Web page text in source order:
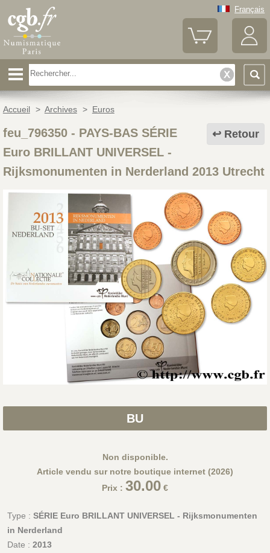
Français
Accueil > Archives > Euros
Retour
feu_796350- PAYS-BAS SÉRIE
Euro BRILLANT UNIVERSEL -
Rijksmonumenten in Nerderland 2013 Utrecht
BU
Non disponible.
Article vendu sur notre boutique internet (2026)
Prix : 30.00 €
Type : SÉRIE Euro BRILLANT UNIVERSEL - Rijksmonumenten
in Nerderland
Date : 2013